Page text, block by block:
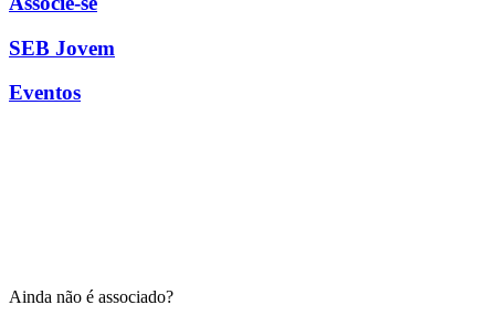
SEB Jovem
Eventos
Ainda não é associado?